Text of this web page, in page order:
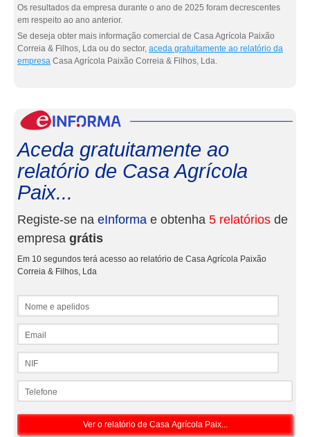
Os resultados da empresa durante o ano de 2025 foram decrescentes
em respeito ao ano anterior.
Se deseja obter mais informação comercial de Casa Agrícola Paixão
Correia & Filhos, Lda ou do sector, aceda gratuitamente ao relatório da
empresa Casa Agrícola Paixão Correia & Filhos, Lda.
Aceda gratuitamente ao
relatório de Casa Agrícola
Paix...
Registe-se na eInforma e obtenha 5 relatórios de
empresa grátis
Em 10 segundos terá acesso ao relatório de Casa Agrícola Paixão
Correia & Filhos, Lda